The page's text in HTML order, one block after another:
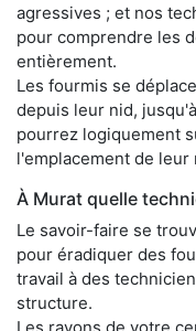
agressives ; et nos
pour comprendre les
entièrement.
Les fourmis se
depuis leur nid,
pourrez logiquement
l'emplacement de
À Murat quelle
Le savoir-faire se
pour éradiquer des
travail à des
structure.